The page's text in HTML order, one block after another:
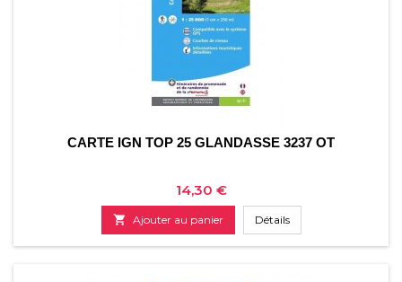
CARTE IGN TOP 25 GLANDASSE 3237 OT
Prix
14,30 €
 Ajouter au panier Détails